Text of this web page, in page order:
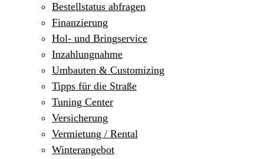
Bestellstatus abfragen
Finanzierung
Hol- und Bringservice
Inzahlungnahme
Umbauten & Customizing
Tipps für die Straße
Tuning Center
Versicherung
Vermietung / Rental
Winterangebot